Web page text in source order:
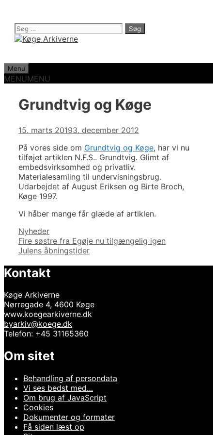
indhold
Søg
efter:
Menu
MENUMENU
Grundtvig og Køge
15. marts 20193. december 2012
På vores side om Grundtvig og Køge, har vi nu
tilføjet artiklen N.F.S.. Grundtvig. Glimt af
embedsvirksomhed og privatliv.
Materialesamling til undervisningsbrug.
Udarbejdet af August Eriksen og Birte Broch,
Køge 1997.
Vi håber mange får glæde af artiklen.
Kategorier
Nyheder
Indlægsnavigation
Fire søstre fra Egøje nu tilgængelig igen
Julens åbningstider
Kontakt
Køge Arkiverne
Nørregade 4, 4600 Køge
www.koegearkiverne.dk
byarkiv@koege.dk
Telefon: +45 31165360
Om sitet
Behandling af persondata
Vi ses bedst med…
Om brug af JavaScript
Cookies
Dokumenter og formater
Få siden læst op